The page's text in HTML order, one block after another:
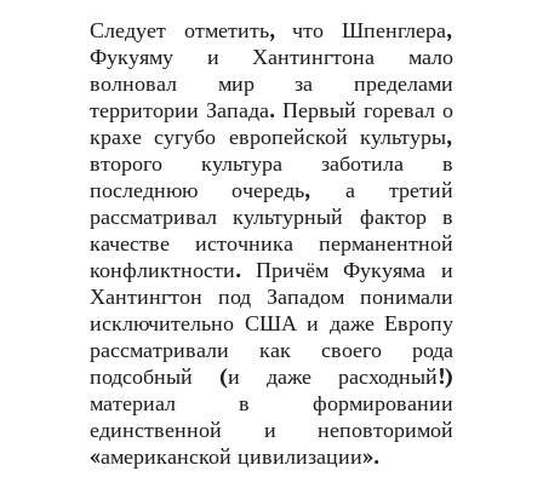
Следует отметить, что Шпенглера,
Фукуяму и Хантингтона мало
волновал мир за пределами
территории Запада. Первый горевал о
крахе сугубо европейской культуры,
второго культура заботила в
последнюю очередь, а третий
рассматривал культурный фактор в
качестве источника перманентной
конфликтности. Причём Фукуяма и
Хантингтон под Западом понимали
исключительно США и даже Европу
рассматривали как своего рода
подсобный (и даже расходный!)
материал в формировании
единственной и неповторимой
«американской цивилизации».